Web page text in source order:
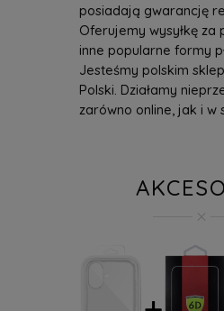
posiadają gwarancję
Oferujemy wysyłkę za
inne popularne formy
Jesteśmy polskim
Polski. Działamy
zarówno online, jak i w